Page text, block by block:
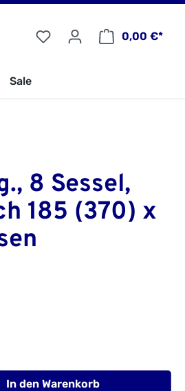
0,00 €*
Sale
8 Sessel,
185 (370) x
In den Warenkorb